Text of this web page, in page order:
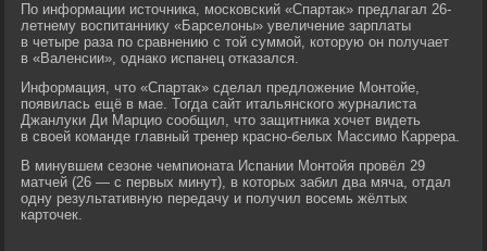
По информации источника, московский «Спартак» предлагал 26-
летнему воспитаннику «Барселоны» увеличение зарплаты
в четыре раза по сравнению с той суммой, которую он получает
в «Валенсии», однако испанец отказался.
Информация, что «Спартак» сделал предложение Монтойе,
появилась ещё в мае. Тогда сайт итальянского журналиста
Джанлуки Ди Марцио сообщил, что защитника хочет видеть
в своей команде главный тренер красно-белых Массимо Каррера.
В минувшем сезоне чемпионата Испании Монтойя провёл 29
матчей (26 — с первых минут), в которых забил два мяча, отдал
одну результативную передачу и получил восемь жёлтых
карточек.